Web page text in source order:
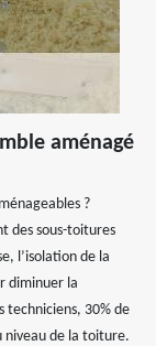
aménagé
?
des sous-toitures
l’isolation de la
diminuer la
30% de
niveau de la toiture.